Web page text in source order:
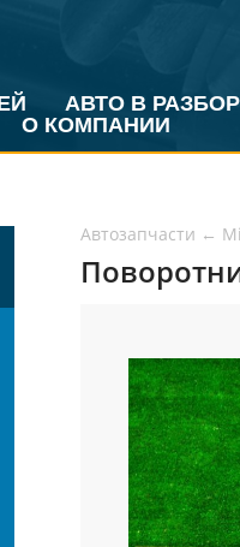
АВТО В РАЗБОР
О КОМПАНИИ
Автозапчасти ←